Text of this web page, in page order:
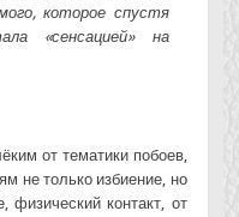
которое спустя
«сенсацией» на
от тематики побоев,
не только избиение, но
физический контакт, от